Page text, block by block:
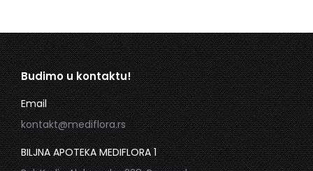
Budimo u kontaktu!
Email
kontakt@mediflora.rs
BILJNA APOTEKA MEDIFLORA 1